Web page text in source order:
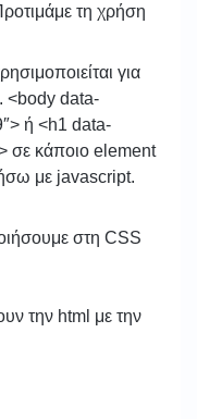
τη χρήση
για
<body data-
ή <h1 data-
σε κάποιο element
με javascript.
στη CSS
την html με την